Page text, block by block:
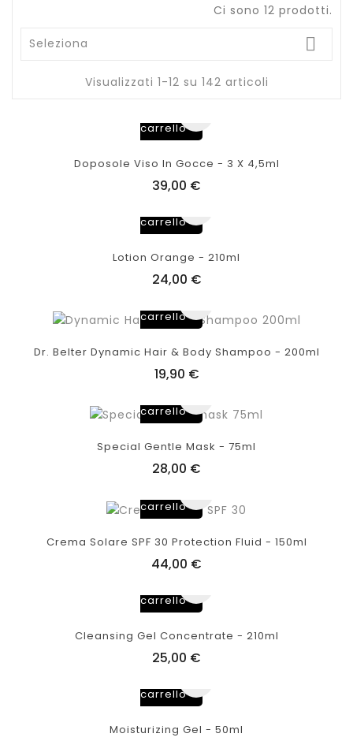
Ci sono 12 prodotti.
Seleziona 
Visualizzati 1-12 su 142 articoli
Aggiungi
carrello
Doposole Viso In Gocce - 3 X 4,5ml
39,00 €
Aggiungi
carrello
Lotion Orange - 210ml
24,00 €
Aggiungi
carrello
Dr. Belter Dynamic Hair & Body Shampoo - 200ml
19,90 €
Aggiungi
carrello
Special Gentle Mask - 75ml
28,00 €
Aggiungi
carrello
Crema Solare SPF 30 Protection Fluid - 150ml
44,00 €
Aggiungi
carrello
Cleansing Gel Concentrate - 210ml
25,00 €
Aggiungi
carrello
Moisturizing Gel - 50ml